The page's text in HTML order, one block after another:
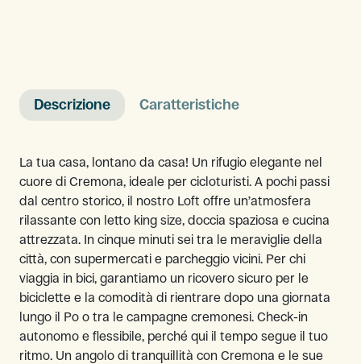
Descrizione Caratteristiche
La tua casa, lontano da casa! Un rifugio elegante nel
cuore di Cremona, ideale per cicloturisti. A pochi passi
dal centro storico, il nostro Loft offre un’atmosfera
rilassante con letto king size, doccia spaziosa e cucina
attrezzata. In cinque minuti sei tra le meraviglie della
città, con supermercati e parcheggio vicini. Per chi
viaggia in bici, garantiamo un ricovero sicuro per le
biciclette e la comodità di rientrare dopo una giornata
lungo il Po o tra le campagne cremonesi. Check-in
autonomo e flessibile, perché qui il tempo segue il tuo
ritmo. Un angolo di tranquillità con Cremona e le sue